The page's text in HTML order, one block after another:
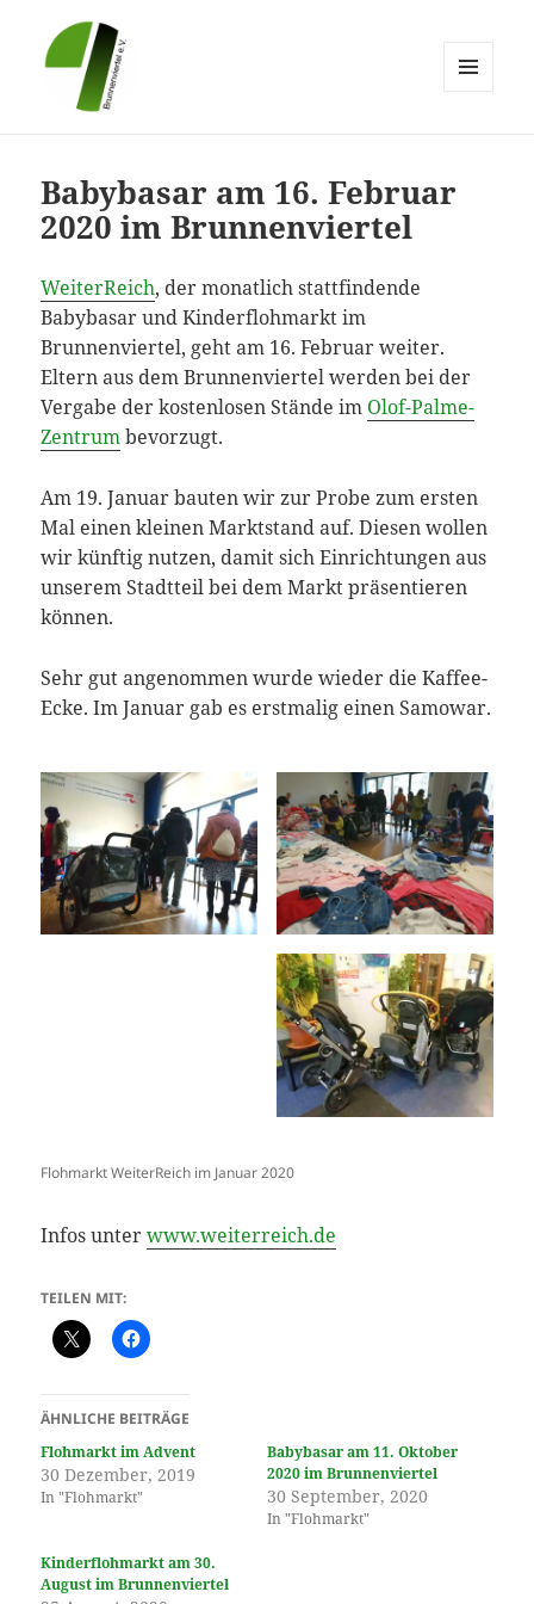
Babybasar am 16. Februar
2020 im Brunnenviertel
WeiterReich, der monatlich stattfindende
Babybasar und Kinderflohmarkt im
Brunnenviertel, geht am 16. Februar weiter.
Eltern aus dem Brunnenviertel werden bei der
Vergabe der kostenlosen Stände im Olof-Palme-
Zentrumbevorzugt.
Am 19. Januar bauten wir zur Probe zum ersten
Mal einen kleinen Marktstand auf. Diesen wollen
wir künftig nutzen, damit sich Einrichtungen aus
unserem Stadtteil bei dem Markt präsentieren
können.
Sehr gut angenommen wurde wieder die Kaffee-
Ecke. Im Januar gab es erstmalig einen Samowar.
Flohmarkt WeiterReich im Januar 2020
Infos unterwww.weiterreich.de
TEILEN MIT:
ÄHNLICHE BEITRÄGE
Flohmarkt im Advent
30 Dezember, 2019
In "Flohmarkt"
Babybasar am 11. Oktober
2020 im Brunnenviertel
30 September, 2020
In "Flohmarkt"
Kinderflohmarkt am 30.
August im Brunnenviertel